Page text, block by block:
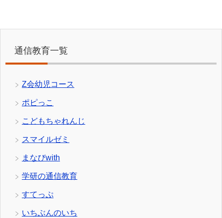
通信教育一覧
Z会幼児コース
ポピっこ
こどもちゃれんじ
スマイルゼミ
まなびwith
学研の通信教育
すてっぷ
いちぶんのいち